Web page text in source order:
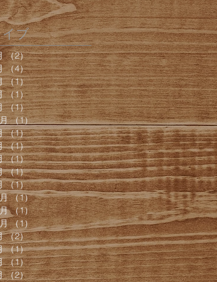
ブ
（2）2件の記事
（4）4件の記事
（1）1件の記事
（1）1件の記事
（1）1件の記事
（1）1件の記事
（1）1件の記事
（1）1件の記事
（1）1件の記事
（1）1件の記事
（1）1件の記事
（1）1件の記事
（1）1件の記事
（1）1件の記事
（2）2件の記事
（1）1件の記事
（1）1件の記事
（2）2件の記事